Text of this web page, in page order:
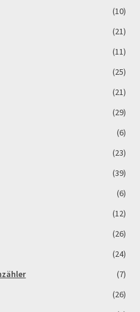
Rundreise und die
(10)
(21)
(11)
(25)
(21)
(29)
(6)
(23)
(39)
(6)
(12)
(26)
(24)
(7)
(26)